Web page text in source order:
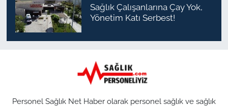
Sağlık Çalışanlarına Çay Yok,
Yönetim Katı Serbest!
Personel Sağlık Net Haber olarak personel sağlık ve sağlık